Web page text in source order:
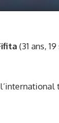
(31 ans,